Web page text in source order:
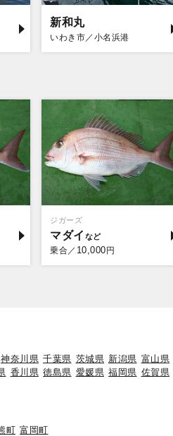
新和丸
いわき市／小名浜港
ジガーズ
マダイ
乗合／ 10,000 円
神奈川県 千葉県 茨城県 新潟県 富山県
香川県 徳島県 愛媛県 福岡県 佐賀県
町 富岡町